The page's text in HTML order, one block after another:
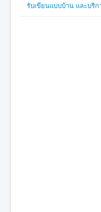
รับเขียนแบบบ้าน และบริก